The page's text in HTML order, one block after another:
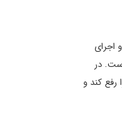
اجرای
در
رفع کند و